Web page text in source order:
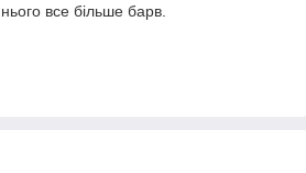
все більше барв.